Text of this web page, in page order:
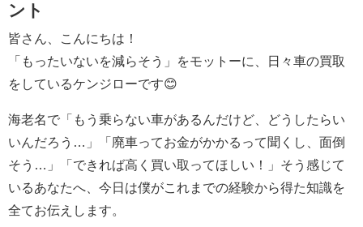
ント
皆さん、こんにちは！
「もったいないを減らそう」をモットーに、日々車の買取
をしているケンジローです😊
海老名で「もう乗らない車があるんだけど、どうしたらい
いんだろう…」「廃車ってお金がかかるって聞くし、面倒
そう…」「できれば高く買い取ってほしい！」そう感じて
いるあなたへ、今日は僕がこれまでの経験から得た知識を
全てお伝えします。